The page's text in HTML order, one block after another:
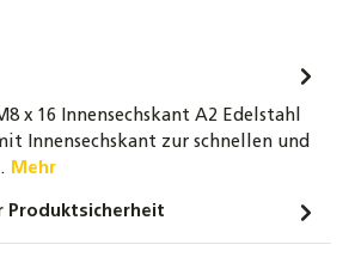
x 16 Innensechskant A2 Edelstahl
Innensechskant zur schnellen und
Mehr
Produktsicherheit